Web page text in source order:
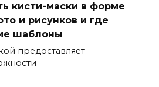
кисти-маски в форме
и рисунков и где
шаблоны
предоставляет